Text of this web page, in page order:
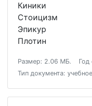
Киники
Стоицизм
Эпикур
Плотин
Размер: 2.06 МБ. Год
Тип документа: